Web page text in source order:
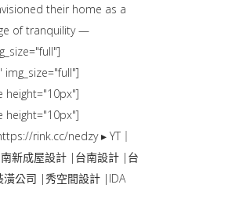
their home as a
of tranquility —
height="10px"]
height="10px"]
rink.cc/nedzy ▸ YT｜
新成屋設計 |台南設計 |台
公司 |秀空間設計 |IDA